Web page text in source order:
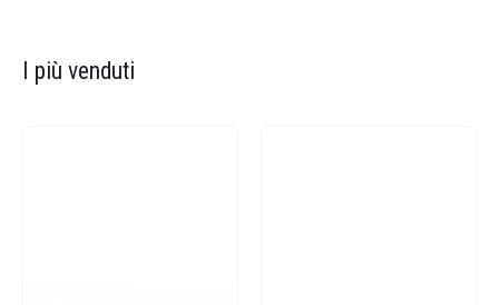
I più venduti